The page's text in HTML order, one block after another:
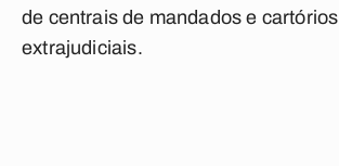
de centrais de mandados e cartórios
extrajudiciais.